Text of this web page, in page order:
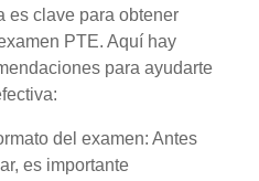
es clave para obtener
PTE. Aquí hay
para ayudarte
del examen: Antes
es importante